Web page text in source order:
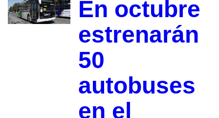
En octubre
estrenarán
50
autobuses
en el